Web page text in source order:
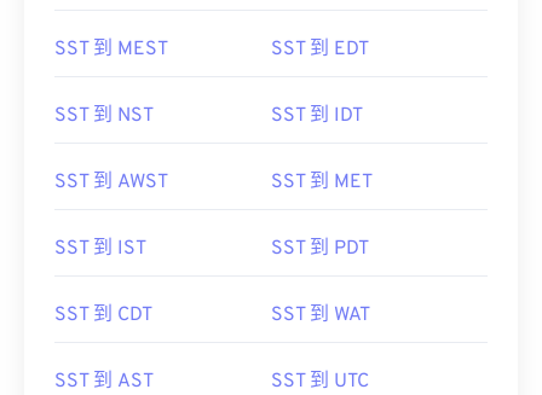
SST 到 MEST SST 到 EDT
SST 到 NST SST 到 IDT
SST 到 AWST SST 到 MET
SST 到 IST SST 到 PDT
SST 到 CDT SST 到 WAT
SST 到 AST SST 到 UTC